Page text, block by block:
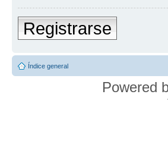
Registrarse
Índice general
Powered